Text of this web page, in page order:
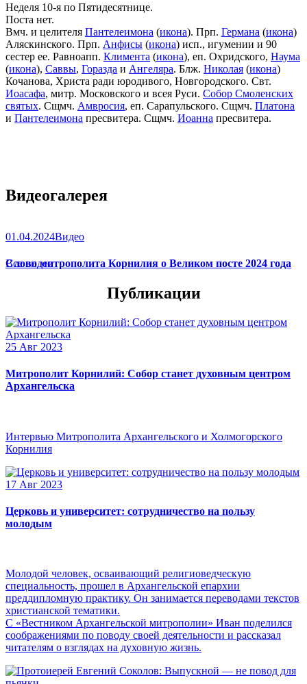
Неделя 10-я по Пятидесятнице.
Поста нет.
Вмч. и целителя Пантелеимона (икона). Прп. Германа (икона)
Аляскинского. Прп. Анфисы (икона) исп., игумении и 90
сестер ее. Равноапп. Климента (икона), еп. Охридского, Наума
(икона), Саввы, Горазда и Ангеляра. Блж. Николая (икона)
Кочанова, Христа ради юродивого, Новгородского. Свт.
Иоасафа, митр. Московского и всея Руси. Собор Смоленских
святых. Сщмч. Амвросия, еп. Сарапульского. Сщмч. Платона
и Пантелеимона пресвитера. Сщмч. Иоанна пресвитера.
Видеогалерея
01.04.2024Видео
Слово митрополита Корнилия о Великом посте 2024 года
Все видео
Публикации
25 Авг 2023
Митрополит Корнилий: Собор станет духовным центром
Архангельска
Интервью Митрополита Архангельского и Холмогорского
Корнилия
17 Авг 2023
Церковь и университет: сотрудничество на пользу
молодым
Молодой человек, осваивающий религиоведческую
специальность, прошел в Архангельской епархии
преддипломную практику. Он занимается переводами текстов
христианской тематики.
С «Вестником Архангельской митрополии» Иван поделился
соображениями по поводу своей деятельности и рассказал
читателям о взглядах на духовную жизнь.